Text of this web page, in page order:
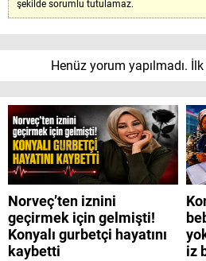
şekilde sorumlu tutulamaz.
Henüz yorum yapılmadı.
Norveç’ten iznini
geçirmek için gelmişti!
Konyalı gurbetçi hayatını
kaybetti
iz